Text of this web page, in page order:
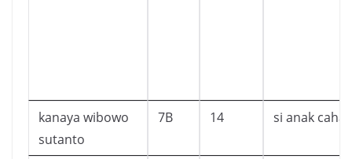
kanaya wibowo
sutanto
7B 14 si anak